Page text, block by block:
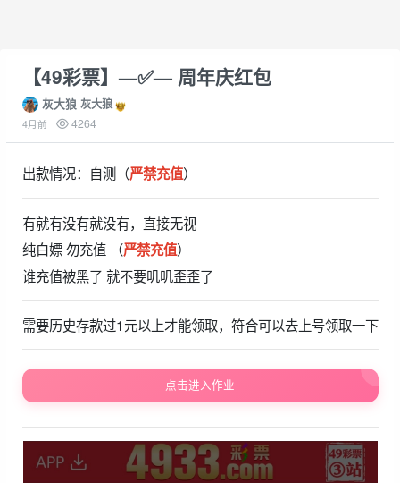
【49彩票】—✅— 周年庆红包
灰大狼 灰大狼
4月前 4264
出款情况：自测（严禁充值）
有就有没有就没有，直接无视
纯白嫖 勿充值 （严禁充值）
谁充值被黑了 就不要叽叽歪歪了
需要历史存款过1元以上才能领取，符合可以去上号领取一下
点击进入作业